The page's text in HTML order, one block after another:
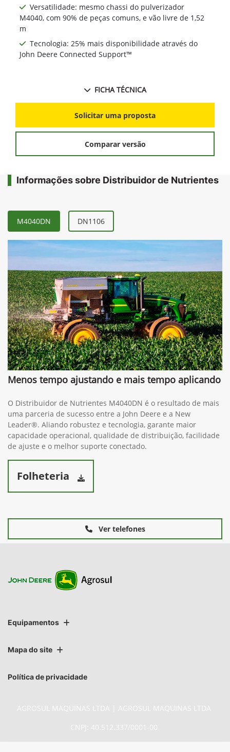
Versatilidade: mesmo chassi do pulverizador
M4040, com 90% de peças comuns, e vão livre de 1,52
m
Tecnologia: 25% mais disponibilidade através do
John Deere Connected Support™
FICHA TÉCNICA
Solicitar uma proposta
Comparar versão
Informações sobre Distribuidor de Nutrientes
M4040DN DN1106
Menos tempo ajustando e mais tempo aplicando
O Distribuidor de Nutrientes M4040DN é o resultado de mais
uma parceria de sucesso entre a John Deere e a New
Leader®. Aliando robustez e tecnologia, garante maior
capacidade operacional, qualidade de distribuição, facilidade
de ajuste e o melhor suporte conectado.
Folheteria
Ver telefones
Equipamentos
Mapa do site
Política de privacidade
AGROSUL MAQUINAS LTDA | AGROSUL MAQUINAS LTDA
CNPJ: 40.512.337/0001-00